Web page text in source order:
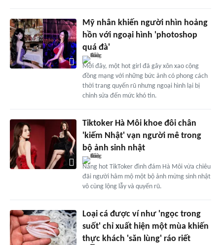
Mỹ nhân khiến người nhìn hoảng
hồn với ngoại hình 'photoshop
quá đà'
Mới đây, một hot girl đã gây xôn xao cộng
đồng mạng với những bức ảnh có phong cách
thời trang quyến rũ nhưng ngoại hình lại bị
chỉnh sửa đến mức khó tin.
Tiktoker Hà Môi khoe đôi chân
'kiếm Nhật' vạn người mê trong
bộ ảnh sinh nhật
Nàng hot TikToker đình đám Hà Môi vừa chiêu
đãi người hâm mộ một bộ ảnh mừng sinh nhật
vô cùng lộng lẫy và quyến rũ.
Loại cá được ví như 'ngọc trong
suốt' chỉ xuất hiện một mùa khiến
thực khách 'săn lùng' ráo riết